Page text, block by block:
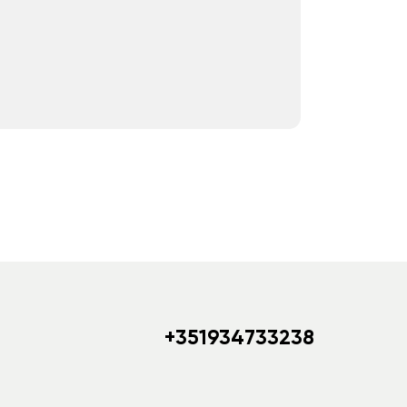
+351934733238